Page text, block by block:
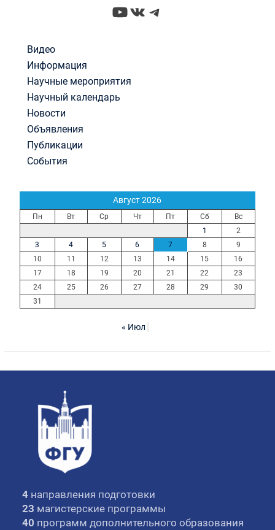
YouTube
ВКонтакте
Telegram
Видео
Информация
Научные мероприятия
Научный календарь
Новости
Объявления
Публикации
События
Август 2026
Пн Вт Ср Чт Пт Сб
Вс
1
2
3
4 5 6 7 8
9
10
11 12 13 14 15
16
17
18 19 20 21 22
23
24
25 26 27 28 29
30
31
« Июл
4 направления подготовки
23 магистерские программы
40 программ дополнительного образования